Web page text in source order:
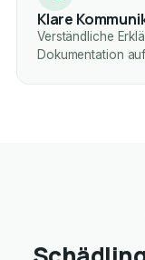
Klare
Verständliche
Dokumentation